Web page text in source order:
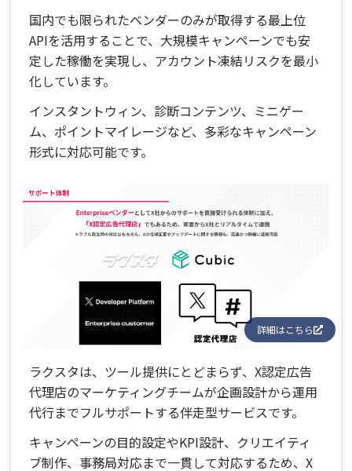
国内でも限られたベンダーのみが取得する最上位
APIを活用することで、大規模キャンペーンでも安
定した稼働を実現し、アカウント凍結リスクを最小
化しています。
インスタントウィン、診断コンテンツ、ミニゲー
ム、ポイントマイレージなど、多彩なキャンペーン
形式に対応可能です。
詳細はこちら
ラクスタは、ツール提供にとどまらず、X認定広告
代理店のマーケティングチームが企画設計から運用
代行までフルサポートする伴走型サービスです。
キャンペーンの目的設定やKPI設計、クリエイティ
ブ制作、事務局対応まで一貫して対応するため、X